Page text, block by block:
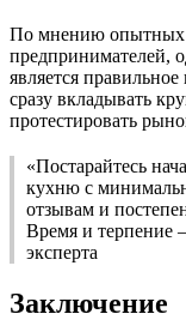
По мнению опытных
предпринимателей,
является
сразу вкладывать
протестировать
«Постарайтесь
кухню с
отзывам и
Время и терпение
эксперта
Заключение